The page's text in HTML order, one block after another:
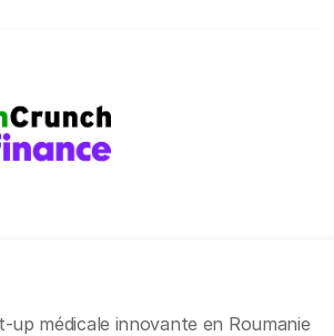
up médicale innovante en Roumanie